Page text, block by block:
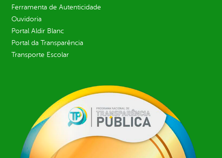
Ferramenta de Autenticidade
Ouvidoria
Portal Aldir Blanc
Portal da Transparência
Transporte Escolar